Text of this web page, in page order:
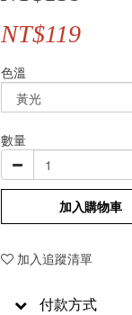
NT$119
色溫
數量
加入購物車
加入追蹤清單
付款方式